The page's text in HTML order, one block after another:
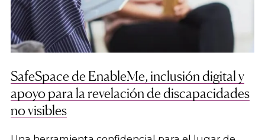
SafeSpace de EnableMe, inclusión digital y
apoyo para la revelación de discapacidades
no visibles